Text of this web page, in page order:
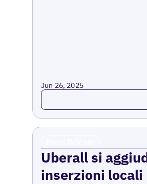
Jun 26, 2025
Read more
Uberall si
inserzioni locali